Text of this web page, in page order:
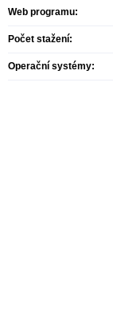
Web programu:
Počet stažení:
Operační systémy: